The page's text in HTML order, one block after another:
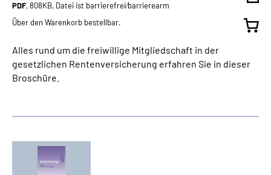
PDF, 808KB, Datei ist barrierefrei⁄barrierearm
Über den Warenkorb bestellbar.
Alles rund um die freiwillige Mitgliedschaft in der
gesetzlichen Rentenversicherung erfahren Sie in dieser
Broschüre.